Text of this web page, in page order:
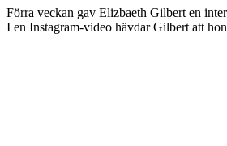
Förra veckan gav Elizbaeth Gilbert en
I en Instagram-video hävdar Gilbert att